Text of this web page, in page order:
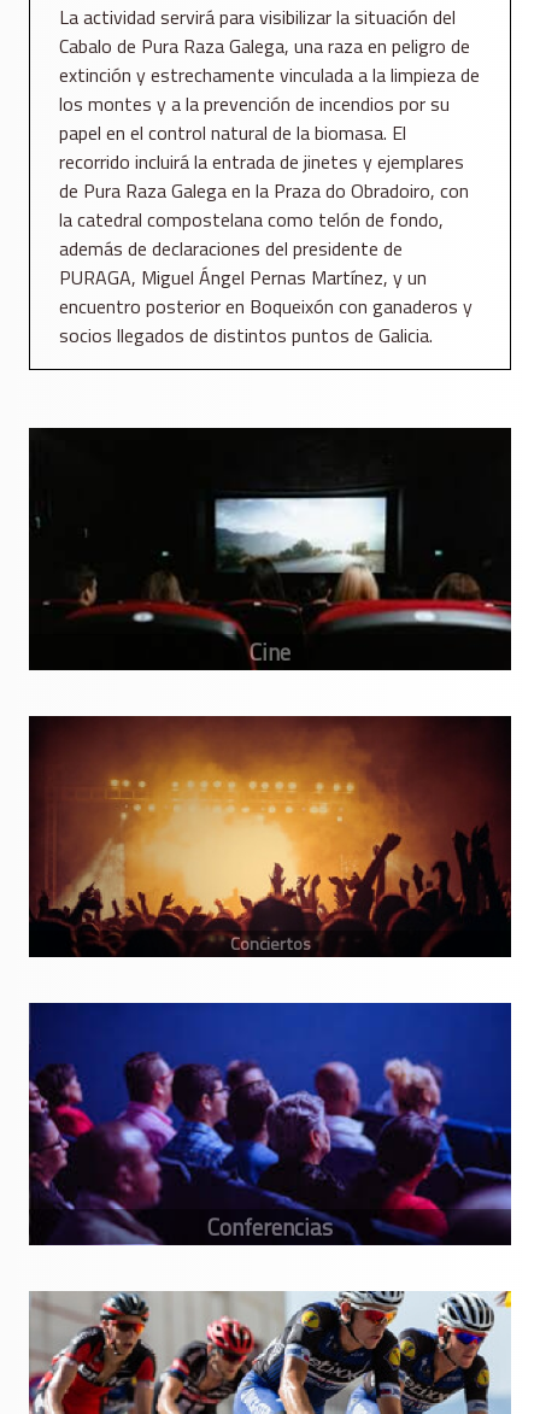
La actividad servirá para visibilizar la situación del
Cabalo de Pura Raza Galega, una raza en peligro de
extinción y estrechamente vinculada a la limpieza de
los montes y a la prevención de incendios por su
papel en el control natural de la biomasa. El
recorrido incluirá la entrada de jinetes y ejemplares
de Pura Raza Galega en la Praza do Obradoiro, con
la catedral compostelana como telón de fondo,
además de declaraciones del presidente de
PURAGA, Miguel Ángel Pernas Martínez, y un
encuentro posterior en Boqueixón con ganaderos y
socios llegados de distintos puntos de Galicia.